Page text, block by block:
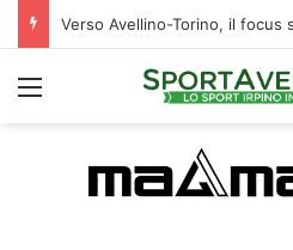
Verso Avellino-Torino, il focus
Menu